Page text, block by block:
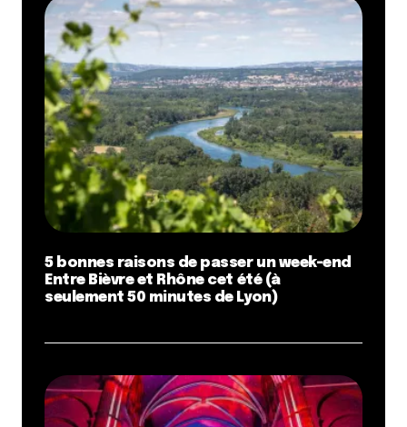
5 bonnes raisons de passer un week-end
Entre Bièvre et Rhône cet été (à
seulement 50 minutes de Lyon)